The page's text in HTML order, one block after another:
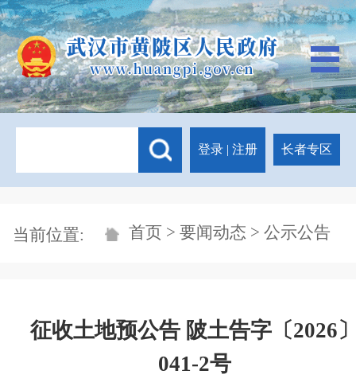
登录 | 注册 长者专区
当前位置: 首页 > 要闻动态 > 公示公告
征收土地预公告 陂土告字〔2026
041-2号